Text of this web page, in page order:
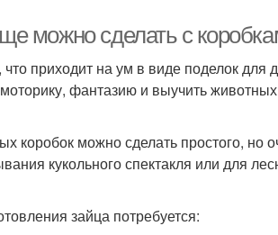
можно сделать с
приходит на ум в виде поделок для
фантазию и выучить
коробок можно сделать простого, но
кукольного спектакля или для
зайца потребуется: